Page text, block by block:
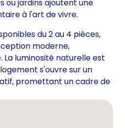
ou jardins ajoutent une
à l'art de vivre.
du 2 au 4 pièces,
moderne,
luminosité naturelle est
s'ouvre sur un
promettant un cadre de